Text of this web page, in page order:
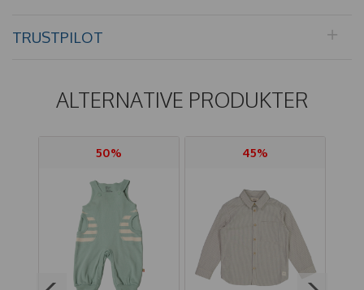
TRUSTPILOT
ALTERNATIVE PRODUKTER
50% 45%